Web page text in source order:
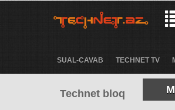
SUAL-CAVAB TECHNET TV
Technet bloq